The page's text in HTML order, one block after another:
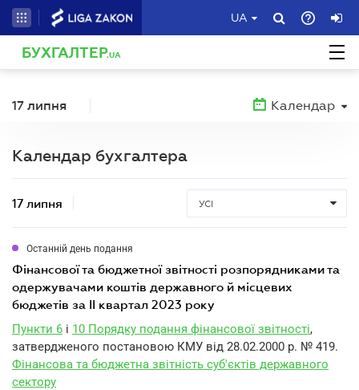
UA
БУХГАЛТЕР.UA
17 липня Календар
Календар бухгалтера
17 липня УСІ
Останній день подання
фінансової та бюджетної звітності розпорядниками та
одержувачами коштів державного й місцевих
бюджетів за II квартал 2023 року
Пункти 6 і 10 Порядку подання фінансової звітності,
затвердженого постановою КМУ від 28.02.2000 р. № 419.
Фінансова та бюджетна звітність суб'єктів державного
сектору